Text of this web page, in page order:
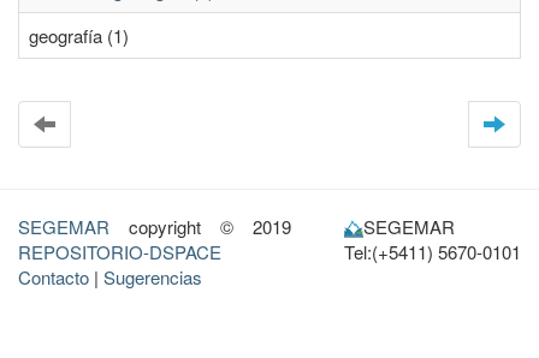
geografía (1)
SEGEMAR copyright © 2019
REPOSITORIO-DSPACE
Contacto | Sugerencias
SEGEMAR
Tel:(+5411) 5670-0101